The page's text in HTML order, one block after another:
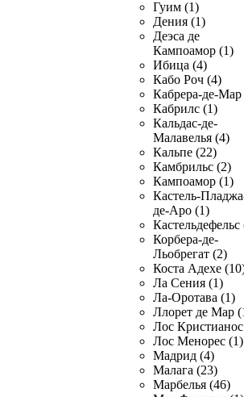
Гуим (1)
Дения (1)
Деэса де
Кампоамор (1)
Ибица (4)
Кабо Роч (4)
Кабрера-де-Мар
Кабрилс (1)
Кальдас-де-
Малавелья (4)
Кальпе (22)
Камбрильс (2)
Кампоамор (1)
Кастель-
де-Аро (1)
Кастельдефельс
Корбера-де-
Льобрегат (2)
Коста Адехе
Ла Сения (1)
Ла-Оротава (1)
Ллорет де Мар
Лос
Лос Менорес (1)
Мадрид (4)
Малага (23)
Марбелья (46)